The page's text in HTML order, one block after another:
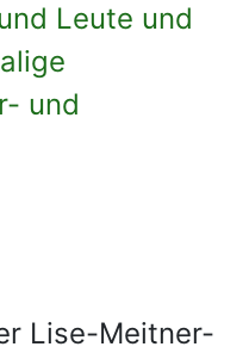
Leute und
und
Lise-Meitner-